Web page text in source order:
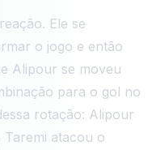
Ele se
o jogo e então
Alipour se moveu
para o gol no
rotação: Alipour
atacou o